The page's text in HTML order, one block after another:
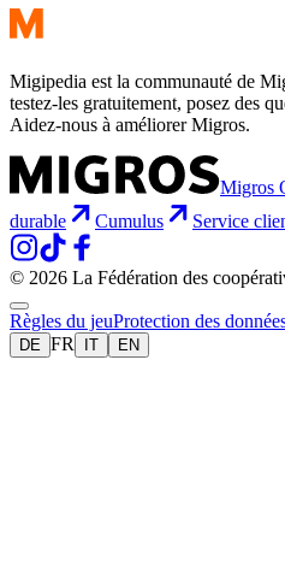
Migipedia est la communauté de
testez-les gratuitement, posez des
Aidez-nous à améliorer Migros.
Migros
durable
Cumulus Service
© 2026 La Fédération des
Règles du jeuProtection des
DE FR IT EN